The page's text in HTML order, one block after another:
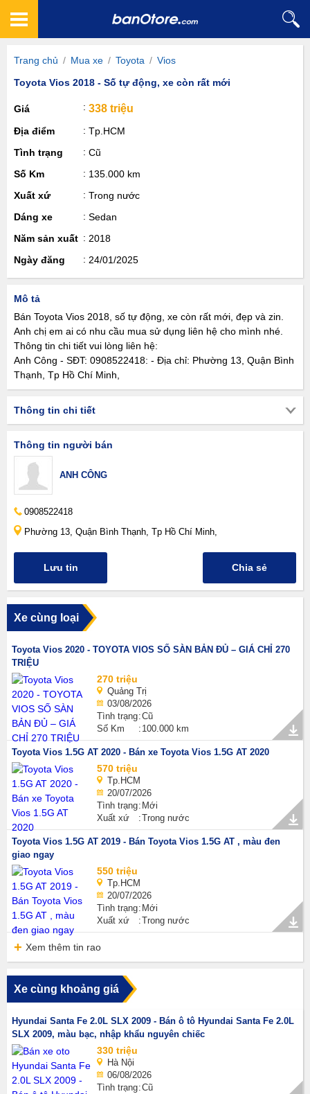
Trang chủ / Mua xe / Toyota / Vios
Toyota Vios 2018 - Số tự động, xe còn rất mới
Giá 338 triệu
Địa điểm
Tp.HCM
Tình trạng
Cũ
Số Km
135.000 km
Xuất xứ
Trong nước
Dáng xe
Sedan
Năm sản xuất
2018
Ngày đăng
24/01/2025
Mô tả
Bán Toyota Vios 2018, số tự động, xe còn rất mới, đẹp và zin.
Anh chị em ai có nhu cầu mua sử dụng liên hệ cho mình nhé.
Thông tin chi tiết vui lòng liên hệ:
Anh Công - SĐT: 0908522418: - Địa chỉ: Phường 13, Quận Bình
Thạnh, Tp Hồ Chí Minh,
Thông tin chi tiết
Thông tin người bán
ANH CÔNG
0908522418
Phường 13, Quận Bình Thạnh, Tp Hồ Chí Minh,
Lưu tin Chia sẻ
Xe cùng loại
Toyota Vios 2020 - TOYOTA VIOS SỐ SÀN BẢN ĐỦ – GIÁ CHỈ 270
TRIỆU
270 triệu
Quảng Trị
03/08/2026
Tình trạng Cũ
Số Km
100.000 km
Toyota Vios 1.5G AT 2020 - Bán xe Toyota Vios 1.5G AT 2020
570 triệu
Tp.HCM
20/07/2026
Tình trạng Mới
Xuất xứ
Trong nước
Toyota Vios 1.5G AT 2019 - Bán Toyota Vios 1.5G AT , màu đen
giao ngay
550 triệu
Tp.HCM
20/07/2026
Tình trạng Mới
Xuất xứ
Trong nước
Xem thêm tin rao
Xe cùng khoảng giá
Hyundai Santa Fe 2.0L SLX 2009 - Bán ô tô Hyundai Santa Fe 2.0L
SLX 2009, màu bạc, nhập khẩu nguyên chiếc
330 triệu
Hà Nội
06/08/2026
Tình trạng Cũ